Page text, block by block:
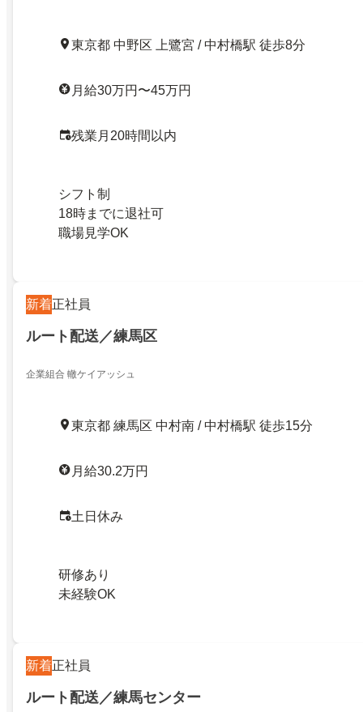
東京都 中野区 上鷺宮 / 中村橋駅 徒歩8分
月給30万円〜45万円
残業月20時間以内
シフト制
18時までに退社可
職場見学OK
新着正社員
ルート配送／練馬区
企業組合 轍ケイアッシュ
東京都 練馬区 中村南 / 中村橋駅 徒歩15分
月給30.2万円
土日休み
研修あり
未経験OK
新着正社員
ルート配送／練馬センター